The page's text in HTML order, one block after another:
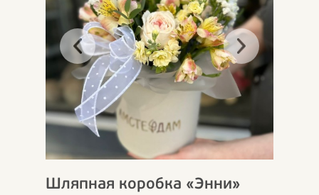
Шляпная коробка «Энни»